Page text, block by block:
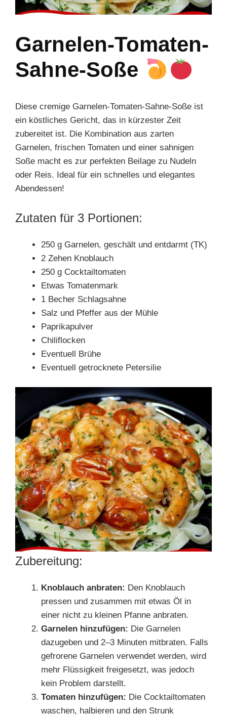
Garnelen-Tomaten-
Sahne-Soße
Diese cremige Garnelen-Tomaten-Sahne-Soße ist
ein köstliches Gericht, das in kürzester Zeit
zubereitet ist. Die Kombination aus zarten
Garnelen, frischen Tomaten und einer sahnigen
Soße macht es zur perfekten Beilage zu Nudeln
oder Reis. Ideal für ein schnelles und elegantes
Abendessen!
Zutaten für 3 Portionen:
250 g Garnelen, geschält und entdarmt (TK)
2 Zehen Knoblauch
250 g Cocktailtomaten
Etwas Tomatenmark
1 Becher Schlagsahne
Salz und Pfeffer aus der Mühle
Paprikapulver
Chiliflocken
Eventuell Brühe
Eventuell getrocknete Petersilie
Zubereitung:
Knoblauch anbraten: Den Knoblauch
pressen und zusammen mit etwas Öl in
einer nicht zu kleinen Pfanne anbraten.
Garnelen hinzufügen: Die Garnelen
dazugeben und 2–3 Minuten mitbraten. Falls
gefrorene Garnelen verwendet werden, wird
mehr Flüssigkeit freigesetzt, was jedoch
kein Problem darstellt.
Tomaten hinzufügen: Die Cocktailtomaten
waschen, halbieren und den Strunk